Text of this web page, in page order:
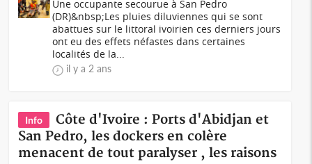
Une occupante secourue à San Pedro
(DR)&nbsp;Les pluies diluviennes qui se sont
abattues sur le littoral ivoirien ces derniers jours
ont eu des effets néfastes dans certaines
localités de la...
il y a 2 ans
Info
Côte d'Ivoire : Ports d'Abidjan et
San Pedro, les dockers en colère
menacent de tout paralyser , les raisons